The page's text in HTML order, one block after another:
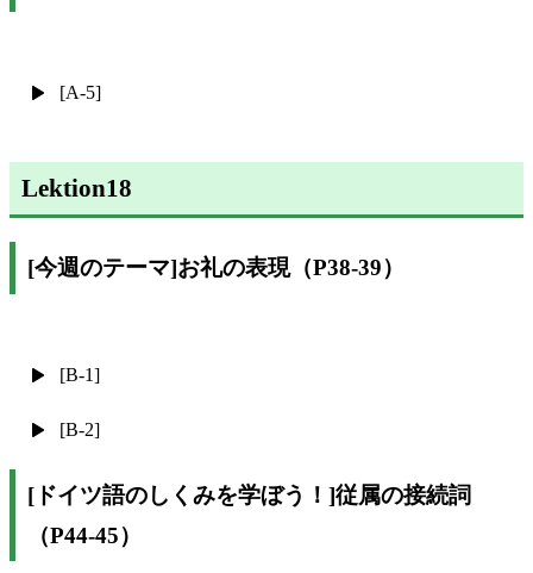
[A-5]
Lektion18
[今週のテーマ]お礼の表現（P38-39）
[B-1]
[B-2]
[ドイツ語のしくみを学ぼう！]従属の接続詞
（P44-45）